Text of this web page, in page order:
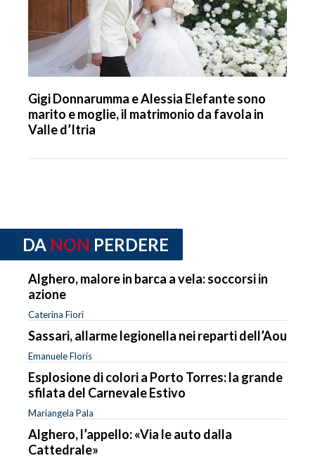
Gigi Donnarumma e Alessia Elefante sono
marito e moglie, il matrimonio da favola in
Valle d’Itria
DA NON PERDERE
Alghero, malore in barca a vela: soccorsi in
azione
Caterina Fiori
Sassari, allarme legionella nei reparti dell’Aou
Emanuele Floris
Esplosione di colori a Porto Torres: la grande
sfilata del Carnevale Estivo
Mariangela Pala
Alghero, l’appello: «Via le auto dalla
Cattedrale»